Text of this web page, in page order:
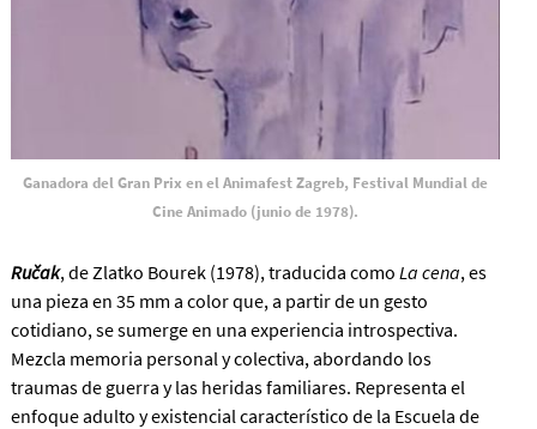
Ganadora del Gran Prix en el Animafest Zagreb, Festival Mundial de
Cine Animado (junio de 1978).
Ručak, de Zlatko Bourek (1978), traducida como La cena, es
una pieza en 35 mm a color que, a partir de un gesto
cotidiano, se sumerge en una experiencia introspectiva.
Mezcla memoria personal y colectiva, abordando los
traumas de guerra y las heridas familiares. Representa el
enfoque adulto y existencial característico de la Escuela de